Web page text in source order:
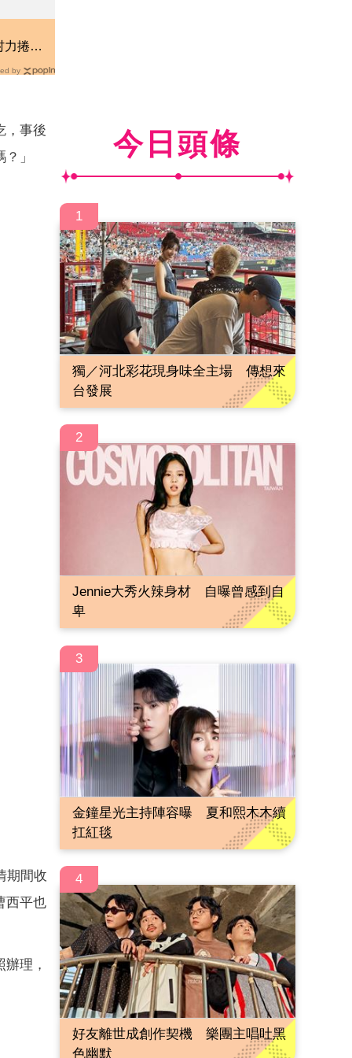
力捲輕
by
，事後
」
期間收
西平也
理，
今日頭條
1
獨／河北彩花現身味全主場 傳想來
台發展
2
Jennie大秀火辣身材 自曝曾感到自
卑
3
金鐘星光主持陣容曝 夏和熙木木續
扛紅毯
4
好友離世成創作契機 樂團主唱吐黑
色幽默